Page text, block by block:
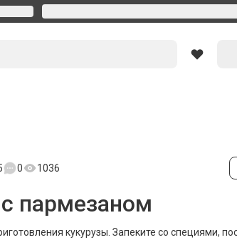
0 1036
пармезаном
кукурузы. Запеките со специями,